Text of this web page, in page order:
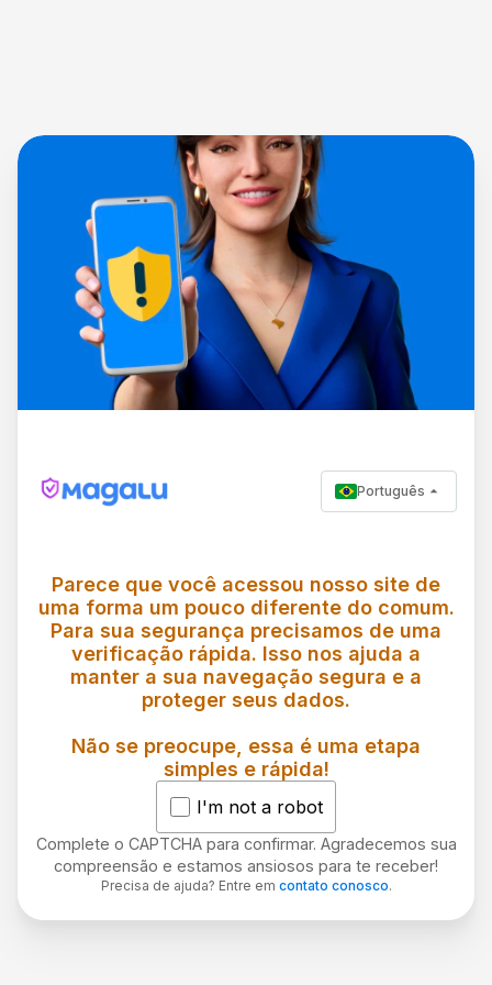
Português
Parece que você acessou nosso site de
uma forma um pouco diferente do comum.
Para sua segurança precisamos de uma
verificação rápida. Isso nos ajuda a
manter a sua navegação segura e a
proteger seus dados.
Não se preocupe, essa é uma etapa
simples e rápida!
I'm not a robot
Complete o CAPTCHA para confirmar. Agradecemos sua
compreensão e estamos ansiosos para te receber!
Precisa de ajuda? Entre em contato conosco.